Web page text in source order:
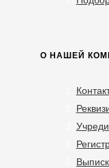
О НАШЕЙ